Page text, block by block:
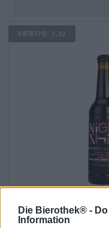
Die Bierothek® -
Information
UNTAPPD: 3,92
night shift